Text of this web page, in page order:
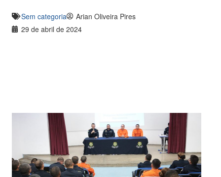
Sem categoria
Arian Oliveira Pires
29 de abril de 2024